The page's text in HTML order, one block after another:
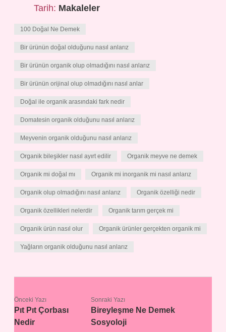
Tarih: Makaleler
100 Doğal Ne Demek
Bir ürünün doğal olduğunu nasıl anlarız
Bir ürünün organik olup olmadığını nasıl anlarız
Bir ürünün orijinal olup olmadığını nasıl anlar
Doğal ile organik arasındaki fark nedir
Domatesin organik olduğunu nasıl anlarız
Meyvenin organik olduğunu nasıl anlarız
Organik bileşikler nasıl ayırt edilir Organik meyve ne demek
Organik mi doğal mı Organik mi inorganik mi nasıl anlarız
Organik olup olmadığını nasıl anlarız Organik özelliği nedir
Organik özellikleri nelerdir Organik tarım gerçek mi
Organik ürün nasıl olur Organik ürünler gerçekten organik mi
Yağların organik olduğunu nasıl anlarız
Önceki Yazı
Pıt Pıt Çorbası
Nedir
Sonraki Yazı
Bireyleşme Ne Demek
Sosyoloji